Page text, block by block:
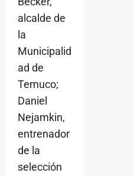
alcalde de
la
Municipalid
ad de
Temuco;
Daniel
Nejamkin,
entrenador
de la
selección